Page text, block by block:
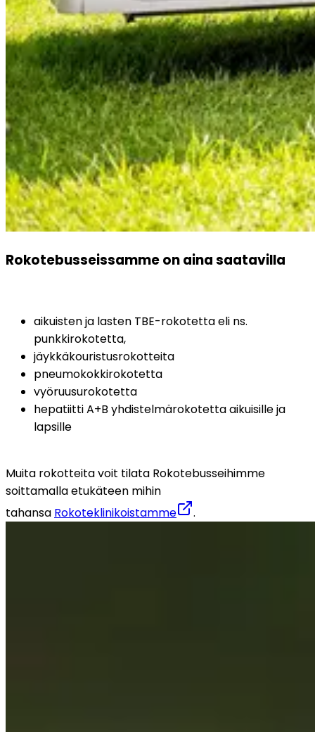
Rokotebusseissamme on aina saatavilla
aikuisten ja lasten TBE-rokotetta eli ns.
punkkirokotetta,
jäykkäkouristusrokotteita
pneumokokkirokotetta
vyöruusurokotetta
hepatiitti A+B yhdistelmärokotetta aikuisille ja
lapsille
Muita rokotteita voit tilata Rokotebusseihimme
soittamalla etukäteen mihin
tahansa Rokoteklinikoistamme .